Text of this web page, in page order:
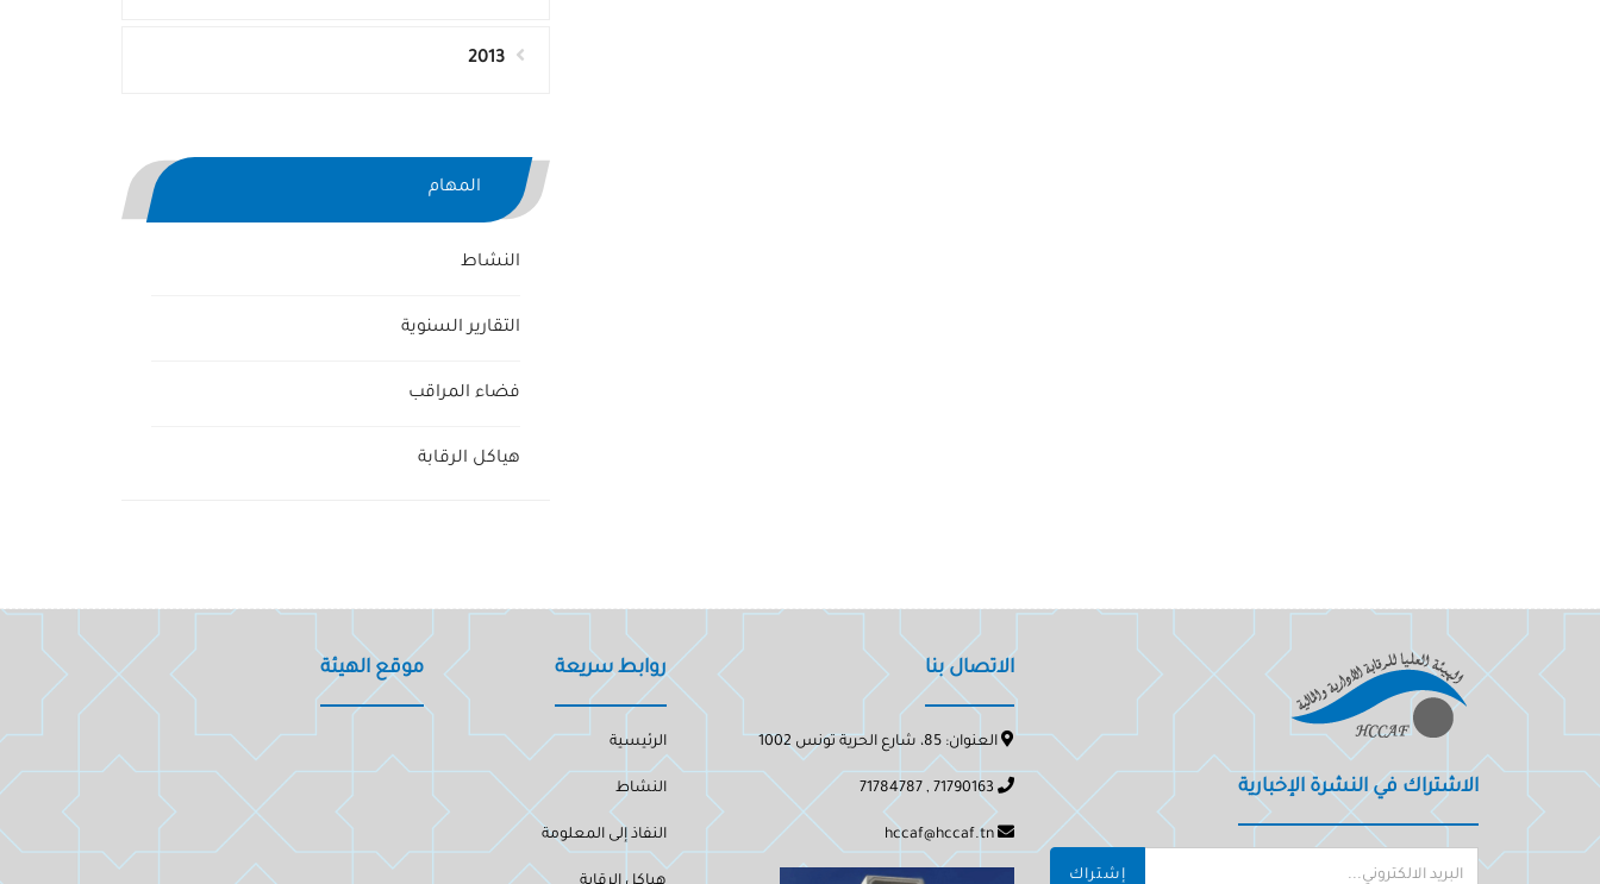
2013
المهام
النشاط
التقارير السنوية
فضاء المراقب
هياكل الرقابة
الاشتراك في النشرة الإخبارية
إشتراك
الاتصال بنا
العنوان: 85، شارع الحرية تونس 1002
روابط سريعة
الرئيسية
النشاط
النفاذ إلى المعلومة
موقع الهيئة